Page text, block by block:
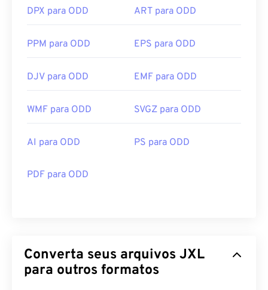
DPX para ODD ART para ODD
PPM para ODD EPS para ODD
DJV para ODD EMF para ODD
WMF para ODD SVGZ para ODD
AI para ODD PS para ODD
PDF para ODD
Converta seus arquivos JXL
para outros formatos